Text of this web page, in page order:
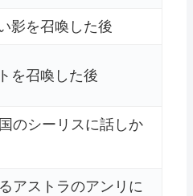
影を召喚した後
を召喚した後
のシーリスに話しか
アストラのアンリに